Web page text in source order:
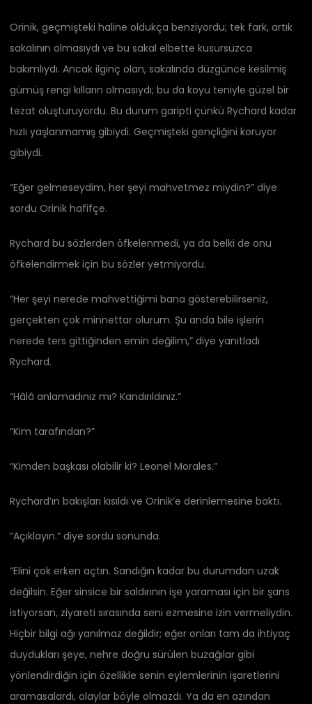
Orinik, geçmişteki haline oldukça benziyordu; tek fark, artık
sakalının olmasıydı ve bu sakal elbette kusursuzca
bakımlıydı. Ancak ilginç olan, sakalında düzgünce kesilmiş
gümüş rengi kılların olmasıydı; bu da koyu teniyle güzel bir
tezat oluşturuyordu. Bu durum garipti çünkü Rychard kadar
hızlı yaşlanmamış gibiydi. Geçmişteki gençliğini koruyor
gibiydi.
“Eğer gelmeseydim, her şeyi mahvetmez miydin?” diye
sordu Orinik hafifçe.
Rychard bu sözlerden öfkelenmedi, ya da belki de onu
öfkelendirmek için bu sözler yetmiyordu.
“Her şeyi nerede mahvettiğimi bana gösterebilirseniz,
gerçekten çok minnettar olurum. Şu anda bile işlerin
nerede ters gittiğinden emin değilim,” diye yanıtladı
Rychard.
“Hâlâ anlamadınız mı? Kandırıldınız.”
“Kim tarafından?”
“Kimden başkası olabilir ki? Leonel Morales.”
Rychard’ın bakışları kısıldı ve Orinik’e derinlemesine baktı.
“Açıklayın.” diye sordu sonunda.
“Elini çok erken açtın. Sandığın kadar bu durumdan uzak
değilsin. Eğer sinsice bir saldırının işe yaraması için bir şans
istiyorsan, ziyareti sırasında seni ezmesine izin vermeliydin.
Hiçbir bilgi ağı yanılmaz değildir; eğer onları tam da ihtiyaç
duydukları şeye, nehre doğru sürülen buzağılar gibi
yönlendirdiğin için özellikle senin eylemlerinin işaretlerini
aramasalardı, olaylar böyle olmazdı. Ya da en azından